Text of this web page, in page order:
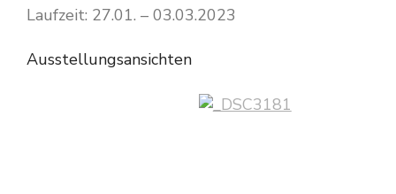
Laufzeit: 27.01. – 03.03.2023
Ausstellungsansichten